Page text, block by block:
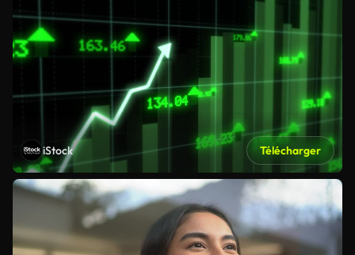
iStock Télécharger